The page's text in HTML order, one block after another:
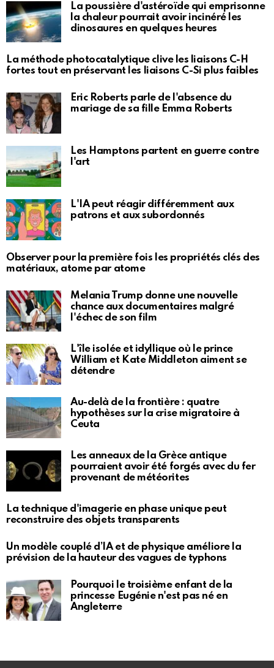
La poussière d'astéroïde qui emprisonne
la chaleur pourrait avoir incinéré les
dinosaures en quelques heures
La méthode photocatalytique clive les liaisons C-H
fortes tout en préservant les liaisons C-Si plus faibles
Eric Roberts parle de l'absence du
mariage de sa fille Emma Roberts
Les Hamptons partent en guerre contre
l'art
L'IA peut réagir différemment aux
patrons et aux subordonnés
Observer pour la première fois les propriétés clés des
matériaux, atome par atome
Melania Trump donne une nouvelle
chance aux documentaires malgré
l'échec de son film
L'île isolée et idyllique où le prince
William et Kate Middleton aiment se
détendre
Au-delà de la frontière : quatre
hypothèses sur la crise migratoire à
Ceuta
Les anneaux de la Grèce antique
pourraient avoir été forgés avec du fer
provenant de météorites
La technique d'imagerie en phase unique peut
reconstruire des objets transparents
Un modèle couplé d’IA et de physique améliore la
prévision de la hauteur des vagues de typhons
Pourquoi le troisième enfant de la
princesse Eugénie n'est pas né en
Angleterre